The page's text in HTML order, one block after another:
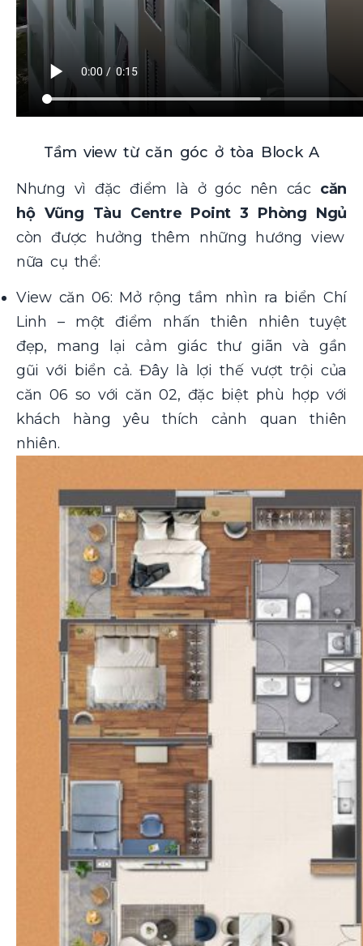
Tầm view từ căn góc ở tòa Block A
Nhưng vì đặc điểm là ở góc nên các căn
hộ Vũng Tàu Centre Point 3 Phòng Ngủ
còn được hưởng thêm những hướng view
nữa cụ thể:
View căn 06: Mở rộng tầm nhìn ra biển Chí
Linh – một điểm nhấn thiên nhiên tuyệt
đẹp, mang lại cảm giác thư giãn và gần
gũi với biển cả. Đây là lợi thế vượt trội của
căn 06 so với căn 02, đặc biệt phù hợp với
khách hàng yêu thích cảnh quan thiên
nhiên.